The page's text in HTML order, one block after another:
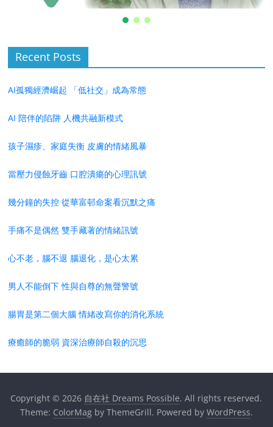
Recent Posts
AI孤獨經濟崛起 「低社交」成為常態
AI 陪伴的陷阱 人機共融新模式
孩子濕疹、家庭失衡 皮膚的情緒風暴
當壓力侵蝕牙齒 口腔潰瘍的心理訊號
幾分鐘的失控 從華富邨命案看沉默之痛
手痛不是偶然 雙手藏著的情緒訊號
心不老，腦不退 腦退化，是心太累
男人不能倒下 性與自尊的無聲警號
腸胃是第二個大腦 情緒改寫你的消化系統
療癒師的脆弱 資深治療師自殺的沉思
Copyright © 2026 自在社 Dreams Possible. All rights reserved.
Theme: ColorMagby ThemeGrill. Powered by WordPress.